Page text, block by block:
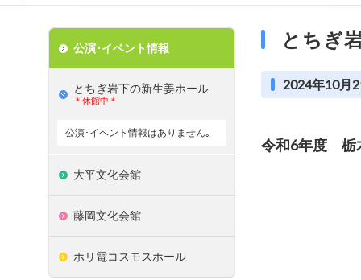
とちぎ
2024年10月
令和6年度 栃
公演･イベント情報
とちぎ岩下の新⽣姜ホール
＊休館中＊
公演･イベント情報はありません｡
大平文化会館
藤岡文化会館
ホリ電コスモスホール